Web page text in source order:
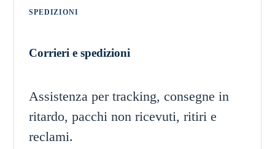
SPEDIZIONI
Corrieri e spedizioni
Assistenza per tracking, consegne in
ritardo, pacchi non ricevuti, ritiri e
reclami.